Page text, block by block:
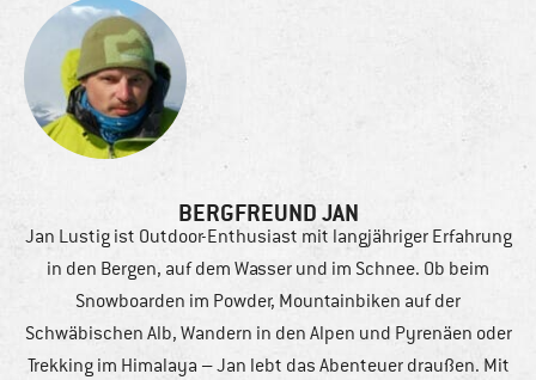
BERGFREUND JAN
Jan Lustig ist Outdoor-Enthusiast mit langjähriger Erfahrung
in den Bergen, auf dem Wasser und im Schnee. Ob beim
Snowboarden im Powder, Mountainbiken auf der
Schwäbischen Alb, Wandern in den Alpen und Pyrenäen oder
Trekking im Himalaya – Jan lebt das Abenteuer draußen. Mit